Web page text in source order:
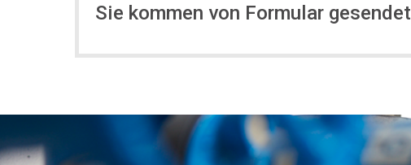
Sie kommen von Formular gesendet